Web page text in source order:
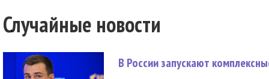
Случайные новости
В России запускают